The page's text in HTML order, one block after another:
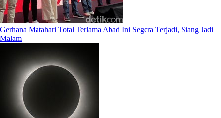
Gerhana Matahari Total Terlama Abad Ini Segera Terjadi, Siang Jadi
Malam